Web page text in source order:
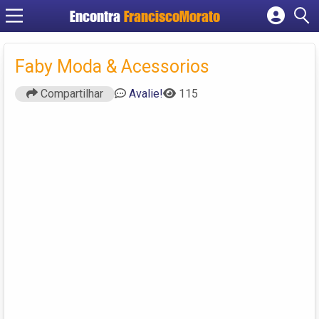
Encontra FranciscoMorato
Cadastrar empresa
Criar conta
Faby Moda & Acessorios
Compartilhar Avalie! 115